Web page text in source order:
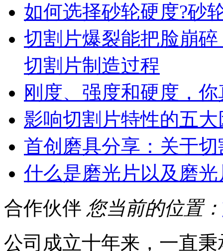
如何选择砂轮硬度?砂
切割片爆裂能把脸崩
切割片制造过程
刚度、强度和硬度，
影响切割片特性的五
首创磨具分享：关于
什么是磨光片以及磨
合作伙伴 您当前的位置：
公司成立十年来，一直